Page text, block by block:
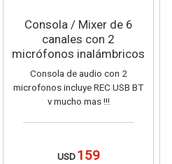
Consola / Mixer de 6
canales con 2
micrófonos inalámbricos
+ Bluetooth + USB
Play/Rec GMA-06P
Consola de audio con 2
microfonos incluye REC USB BT
y mucho mas !!!
USD 159